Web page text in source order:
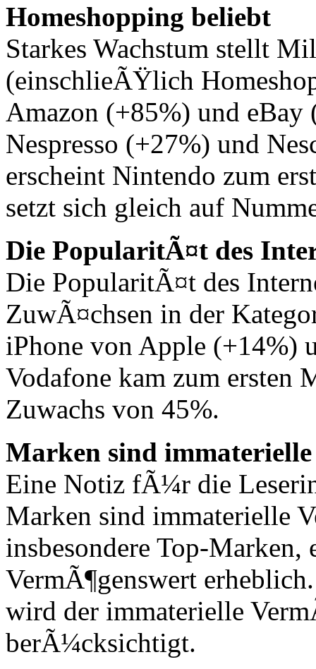
Homeshopping beliebt
Starkes Wachstum stellt
(einschlieÃŸlich
Amazon (+85%) und eBay
Nespresso (+27%) und
erscheint Nintendo zum
setzt sich gleich auf
Die PopularitÃ¤t des
Die PopularitÃ¤t des
ZuwÃ¤chsen in der
iPhone von Apple (+14%)
Vodafone kam zum ersten
Zuwachs von 45%.
Marken sind immaterielle
Eine Notiz fÃ¼r die
Marken sind immaterielle
insbesondere Top-Marken,
VermÃ¶genswert
wird der immaterielle
berÃ¼cksichtigt.